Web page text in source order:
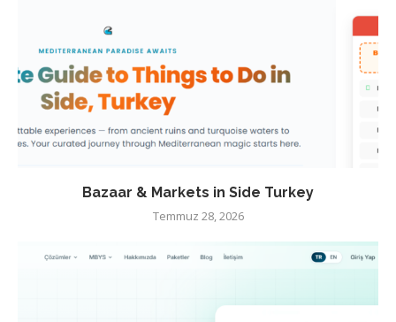
Bazaar & Markets in Side Turkey
Temmuz 28, 2026